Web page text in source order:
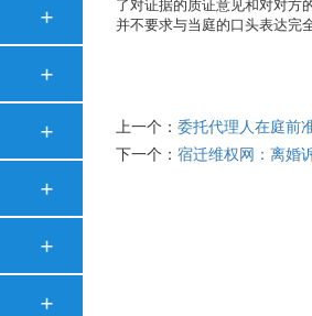
了对证据的质证意见和对对方
并不要求与当庭的口头表达完
上一个： 委托代理人在庭前
下一个： 宿迁维权网：离婚